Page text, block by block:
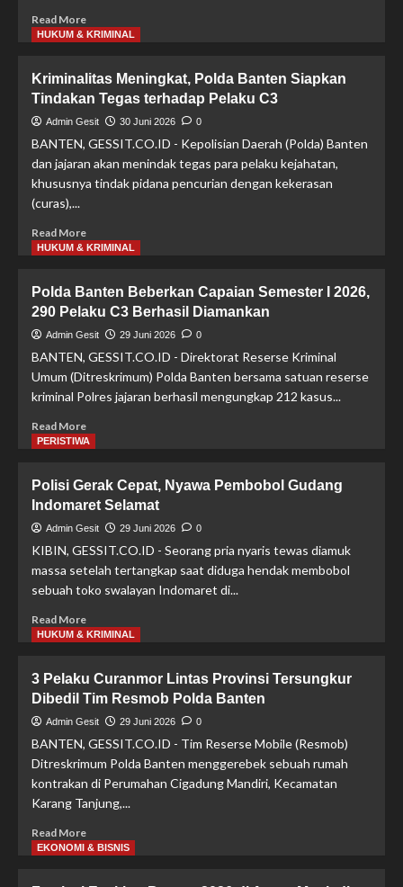
Direnovasi
Polsek
Read MoreRead
more
!
Ditresnarkoba
Polda
Banten
Narkotika
Senilai
HUKUM & KRIMINAL
Kriminalitas Meningkat, Polda Banten Siapkan
Tindakan Tegas terhadap Pelaku C3
Admin Gesit 30 Juni 2026 0
BANTEN, GESSIT.CO.ID - Kepolisian Daerah (Polda) Banten
dan jajaran akan menindak tegas para pelaku kejahatan,
khususnya tindak pidana pencurian dengan kekerasan
(curas),...
Read MoreRead
more
Meningkat,
Polda
Banten
Siapkan
Tegas
terhadap
C3
HUKUM & KRIMINAL
Polda Banten Beberkan Capaian Semester I 2026,
290 Pelaku C3 Berhasil Diamankan
Admin Gesit 29 Juni 2026 0
BANTEN, GESSIT.CO.ID - Direktorat Reserse Kriminal
Umum (Ditreskrimum) Polda Banten bersama satuan reserse
kriminal Polres jajaran berhasil mengungkap 212 kasus...
Read MoreRead
more
Banten
Beberkan
Capaian
Semester
2026,
290
C3
Berhasil
PERISTIWA
Polisi Gerak Cepat, Nyawa Pembobol Gudang
Indomaret Selamat
Admin Gesit 29 Juni 2026 0
KIBIN, GESSIT.CO.ID - Seorang pria nyaris tewas diamuk
massa setelah tertangkap saat diduga hendak membobol
sebuah toko swalayan Indomaret di...
Read MoreRead
more
Gerak
Cepat,
Nyawa
Pembobol
Indomaret
Selamat
HUKUM & KRIMINAL
3 Pelaku Curanmor Lintas Provinsi Tersungkur
Dibedil Tim Resmob Polda Banten
Admin Gesit 29 Juni 2026 0
BANTEN, GESSIT.CO.ID - Tim Reserse Mobile (Resmob)
Ditreskrimum Polda Banten menggerebek sebuah rumah
kontrakan di Perumahan Cigadung Mandiri, Kecamatan
Karang Tanjung,...
Read MoreRead
more
EKONOMI & BISNIS